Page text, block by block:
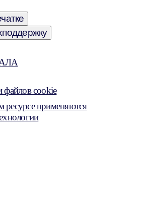
файлов cookie
применяются